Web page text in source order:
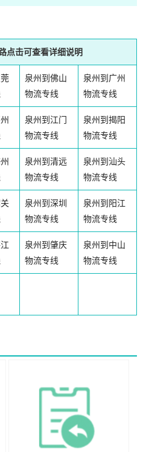
点击可查看详细说明
泉州到佛山
物流专线
泉州到广州
物流专线
泉州到江门
物流专线
泉州到揭阳
物流专线
泉州到清远
物流专线
泉州到汕头
物流专线
泉州到深圳
物流专线
泉州到阳江
物流专线
泉州到肇庆
物流专线
泉州到中山
物流专线